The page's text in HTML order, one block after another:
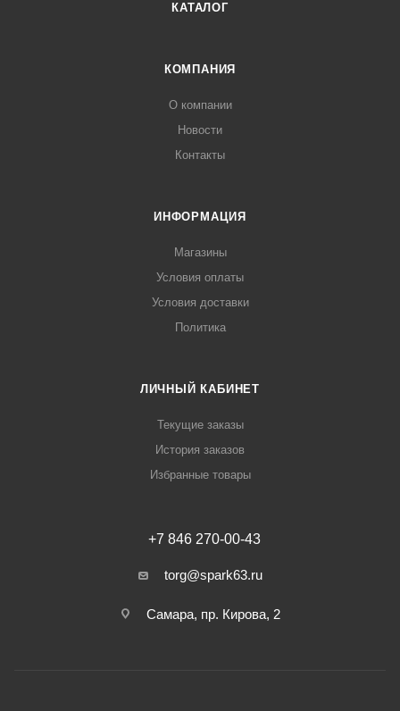
КАТАЛОГ
КОМПАНИЯ
О компании
Новости
Контакты
ИНФОРМАЦИЯ
Магазины
Условия оплаты
Условия доставки
Политика
ЛИЧНЫЙ КАБИНЕТ
Текущие заказы
История заказов
Избранные товары
+7 846 270-00-43
torg@spark63.ru
Самара, пр. Кирова, 2